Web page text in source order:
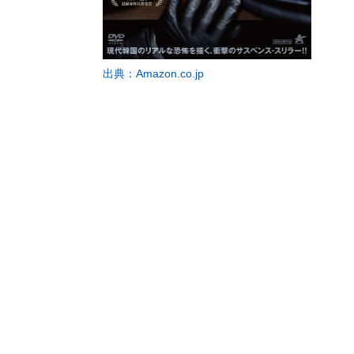
出典：Amazon.co.jp